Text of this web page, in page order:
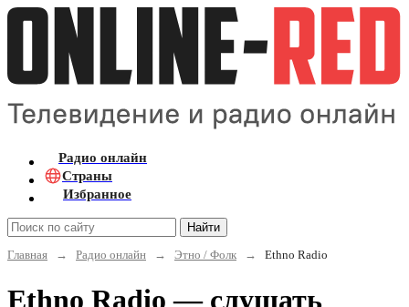
Радио онлайн
Страны
Избранное
Найти
Главная
→ Радио онлайн → Этно / Фолк → Ethno Radio
Ethno Radio — слушать